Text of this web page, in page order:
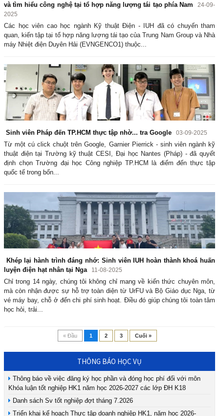
và tìm hiểu công nghệ tại tổ hợp năng lượng tái tạo phía Nam
24-09-
2025
Các học viên cao học ngành Kỹ thuật Điện - IUH đã có chuyến tham
quan, kiến tập tại tổ hợp năng lượng tái tạo của Trung Nam Group và Nhà
máy Nhiệt điện Duyên Hải (EVNGENCO1) thuộc...
Sinh viên Pháp đến TP.HCM thực tập nhờ... tra Google 03-09-2025
Từ một cú click chuột trên Google, Garnier Pierrick - sinh viên ngành kỹ
thuật điện tại Trường kỹ thuật CESI, Đại học Nantes (Pháp) - đã quyết
định chọn Trường đại học Công nghiệp TP.HCM là điểm đến thực tập
quốc tế trong bốn...
Khép lại hành trình đáng nhớ: Sinh viên IUH hoàn thành khoá huấn
luyện điện hạt nhân tại Nga
11-08-2025
Chỉ trong 14 ngày, chúng tôi không chỉ mang về kiến thức chuyên môn,
mà còn nhận được sự hỗ trợ toàn diện từ UrFU và Bộ Giáo dục Nga, từ
vé máy bay, chỗ ở đến chi phí sinh hoạt. Điều đó giúp chúng tôi toàn tâm
học hỏi, trải...
« Đầu 1 2 3 Cuối »
THÔNG BÁO HỌC VỤ
Thông báo về việc đăng ký học phần và đóng học phí đối với môn
Khóa luận tốt nghiệp HK1 năm học 2026-2027 các lớp ĐH K18
Danh sách Sv tốt nghiệp đợt tháng 7.2026
Triển khai kế hoạch Thực tập doanh nghiệp HK1, năm học 2026-